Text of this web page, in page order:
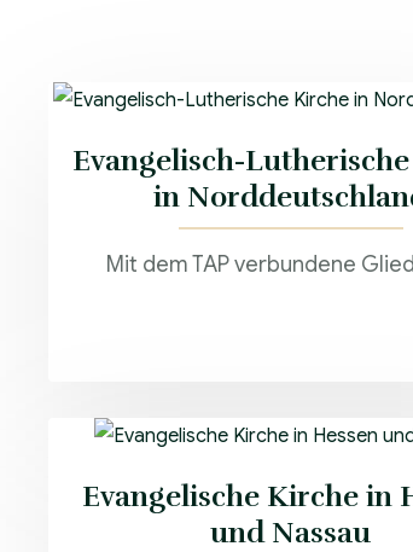
Evangelisch-
in
Mit dem TAP verbundene
Evangelische Kirche in
und Nassau